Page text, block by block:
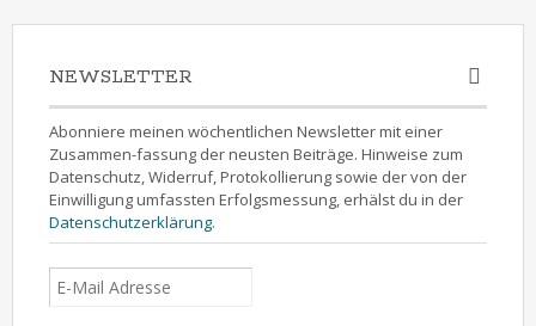
NEWSLETTER
Abonniere meinen wöchentlichen Newsletter mit einer
Zusammen-fassung der neusten Beiträge. Hinweise zum
Datenschutz, Widerruf, Protokollierung sowie der von der
Einwilligung umfassten Erfolgsmessung, erhälst du in der
Datenschutzerklärung.